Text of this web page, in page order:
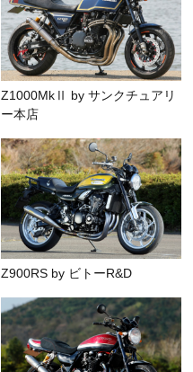
Z1000MkⅡ by サンクチュアリ
ー本店
Z900RS by ビトーR&D